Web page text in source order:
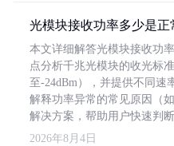
光模块接收功率多少是正
本文详细解答光模块接收功
点分析千兆光模块的收光标
至-24dBm），并提供不同速
解释功率异常的常见原因（
解决方案，帮助用户快速判
2026年8月4日